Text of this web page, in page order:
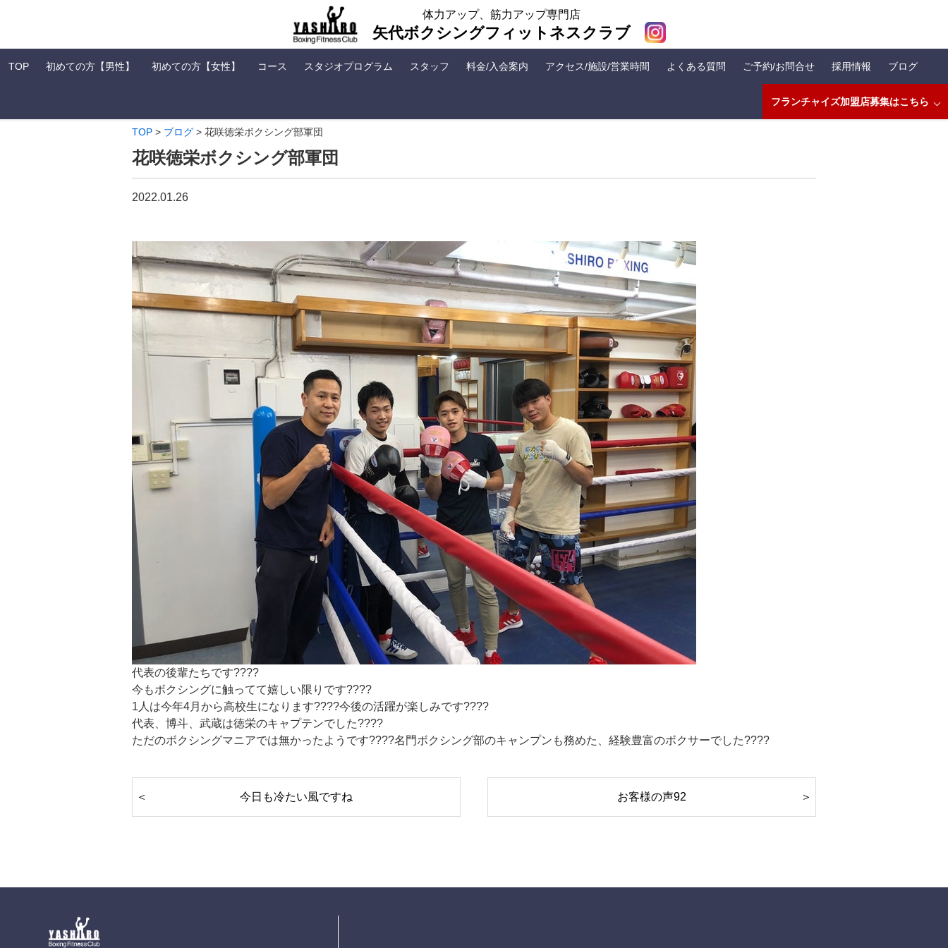
体力アップ、筋力アップ専門店
矢代ボクシングフィットネスクラブ
TOP 初めての方【男性】 初めての方【女性】 コース スタジオプログラム スタッフ 料金/入会案内 アクセス/施設/営業時間 よくある質問 ご予約/お問合せ 採用情報 ブログ
フランチャイズ加盟店募集はこちら
TOP > ブログ > 花咲徳栄ボクシング部軍団
花咲徳栄ボクシング部軍団
2022.01.26
代表の後輩たちです????
今もボクシングに触ってて嬉しい限りです????
1人は今年4月から高校生になります????今後の活躍が楽しみです????
代表、博斗、武蔵は徳栄のキャプテンでした????
ただのボクシングマニアでは無かったようです????名門ボクシング部のキャンプンも務めた、経験豊富のボクサーでした????
今日も冷たい風ですね お客様の声92